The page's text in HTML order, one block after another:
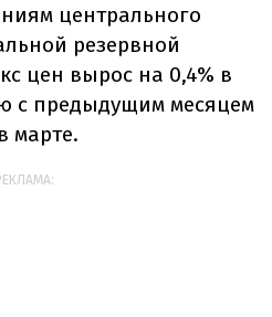
центрального
резервной
цен вырос на 0,4% в
с предыдущим месяцем
марте.